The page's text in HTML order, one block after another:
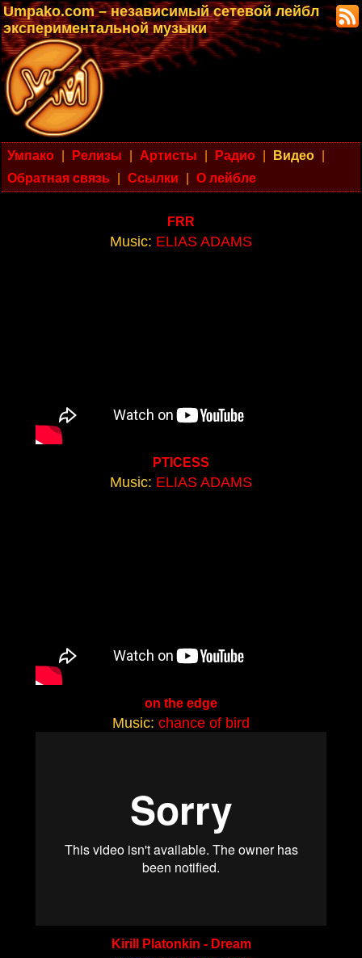
Umpako.com – независимый сетевой лейбл
экспериментальной музыки
Умпако Релизы Артисты Радио Видео
Обратная связь
Ссылки О лейбле
FRR
Music: ELIAS ADAMS
PTICESS
Music: ELIAS ADAMS
on the edge
Music: chance of bird
Kirill Platonkin - Dream